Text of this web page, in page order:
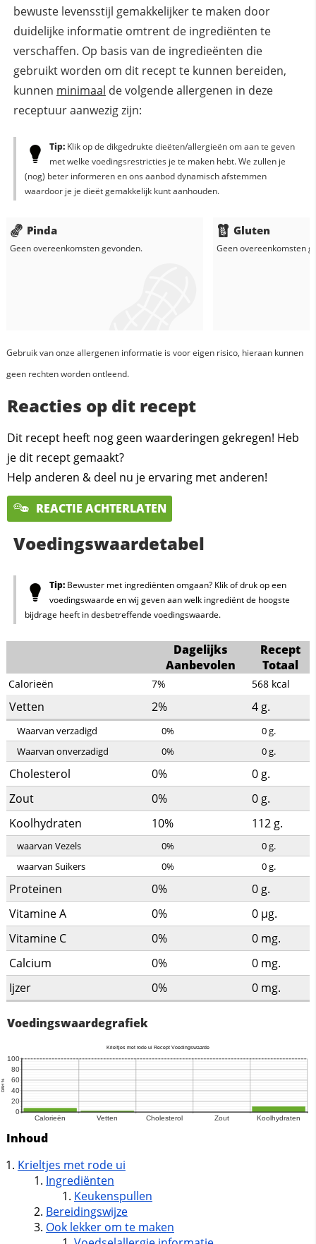
bewuste levensstijl gemakkelijker te maken door
duidelijke informatie omtrent de ingrediënten te
verschaffen. Op basis van de ingredieënten die
gebruikt worden om dit recept te kunnen bereiden,
kunnen minimaal de volgende allergenen in deze
receptuur aanwezig zijn:
Tip:Klik op de dikgedrukte dieëten/allergieën om aan te geven
met welke voedingsrestricties je te maken hebt. We zullen je
(nog) beter informeren en ons aanbod dynamisch afstemmen
waardoor je je dieët gemakkelijk kunt aanhouden.
Pinda
Geen overeenkomsten gevonden.
Gluten
Geen overeenkomsten
Gebruik van onze allergenen informatie is voor eigen risico, hieraan kunnen
geen rechten worden ontleend.
Reacties op dit recept
Dit recept heeft nog geen waarderingen gekregen! Heb
je dit recept gemaakt?
Help anderen & deel nu je ervaring met anderen!
REACTIE ACHTERLATEN
Voedingswaardetabel
Tip:Bewuster met ingrediënten omgaan? Klik of druk op een
voedingswaarde en wij geven aan welk ingrediënt de hoogste
bijdrage heeft in desbetreffende voedingswaarde.
Dagelijks
Aanbevolen
Recept
Totaal
Calorieën 7% 568 kcal
Vetten 2% 4 g.
Waarvan verzadigd 0% 0g.
Waarvan onverzadigd
0% 0g.
Cholesterol 0% 0 g.
Zout
0% 0 g.
Koolhydraten
10% 112 g.
waarvan Vezels 0% 0g.
waarvan Suikers
0% 0g.
Proteinen 0% 0 g.
Vitamine A
0% 0 µg.
Vitamine C
0% 0 mg.
Calcium
0% 0 mg.
Ijzer
0% 0 mg.
Voedingswaardegrafiek
Inhoud
Krieltjes met rode ui
Ingrediënten
Keukenspullen
Bereidingswijze
Ook lekker om te maken